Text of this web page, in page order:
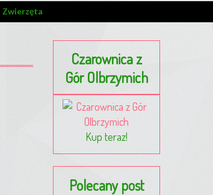
Zwierzęta
Czarownica z
Gór Olbrzymich
Kup teraz!
Polecany post